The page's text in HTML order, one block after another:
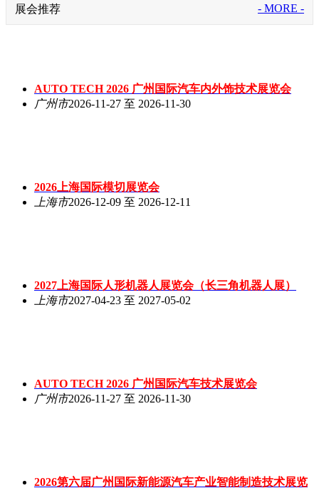
展会推荐 - MORE -
AUTO TECH 2026 广州国际汽车内外饰技术展览会
广州市2026-11-27 至 2026-11-30
2026上海国际模切展览会
上海市2026-12-09 至 2026-12-11
2027上海国际人形机器人展览会（长三角机器人展）
上海市2027-04-23 至 2027-05-02
AUTO TECH 2026 广州国际汽车技术展览会
广州市2026-11-27 至 2026-11-30
2026第六届广州国际新能源汽车产业智能制造技术展览